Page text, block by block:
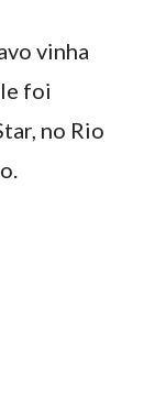
vinha
foi
no Rio